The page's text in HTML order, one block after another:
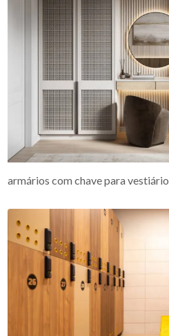
armários com chave para vestiário